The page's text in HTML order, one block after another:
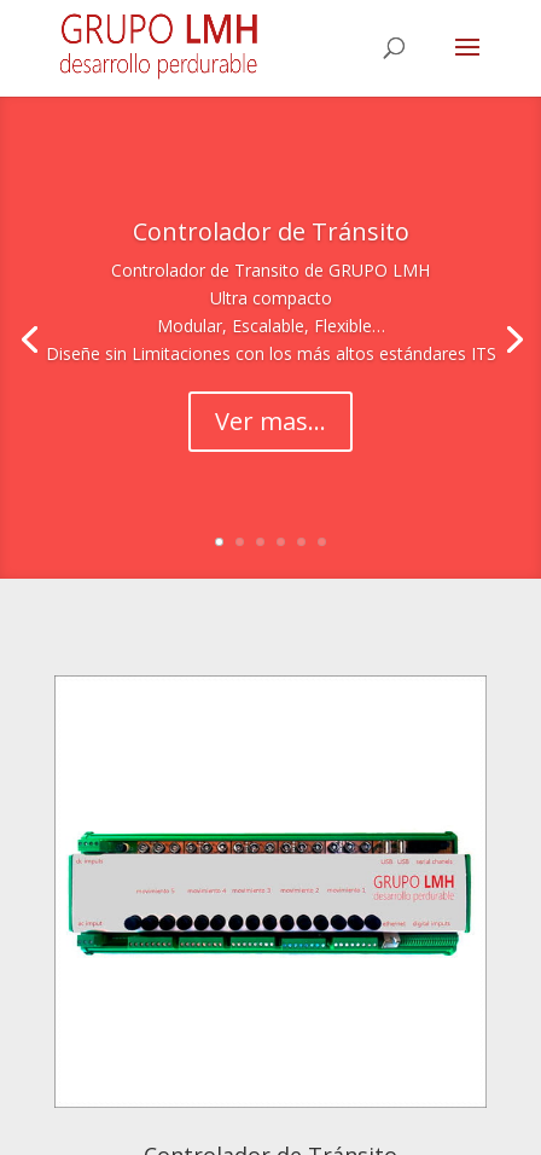
Controlador de Tránsito
Controlador de Transito de GRUPO LMH
Ultra compacto
Modular, Escalable, Flexible…
Diseñe sin Limitaciones con los más altos estándares ITS
Ver mas...